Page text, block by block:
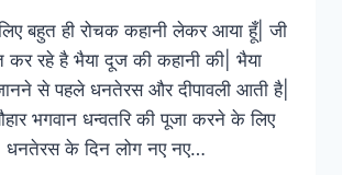
बहुत ही रोचक कहानी लेकर आया हूँ| जी
कर रहे है भैया दूज की कहानी की| भैया
से पहले धनतेरस और दीपावली आती है|
भगवान धन्वतरि की पूजा करने के लिए
धनतेरस के दिन लोग नए नए…